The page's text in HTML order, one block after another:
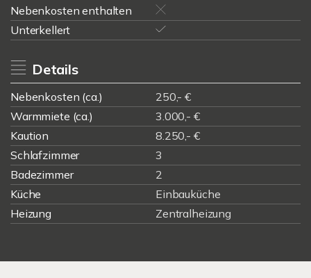
Nebenkosten enthalten
Unterkellert
Details
Nebenkosten (ca.)
250,- €
Warmmiete (ca.)
3.000,- €
Kaution
8.250,- €
Schlafzimmer
3
Badezimmer
2
Küche
Einbauküche
Heizung
Zentralheizung